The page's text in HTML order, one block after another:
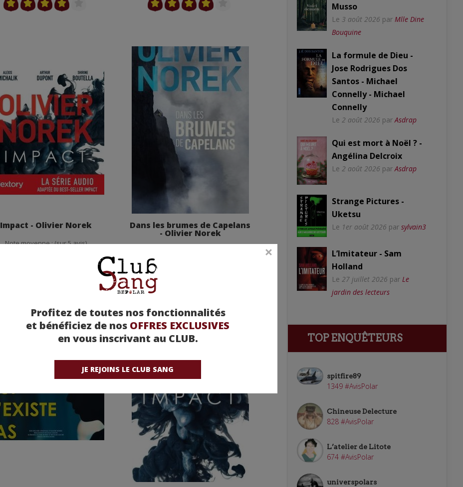
Profitez de toutes nos fonctionnalités
et bénéficiez de nos OFFRES EXCLUSIVES
en vous inscrivant au CLUB.
JE REJOINS LE CLUB SANG
Impact - Olivier Norek
Note moyenne : (sur 5 avis)
Dans les brumes de Capelans
- Olivier Norek
Musso
Le 3 août 2026 par Mlle Dine
Bouquine
La formule de Dieu -
Jose Rodrigues Dos
Santos - Michael
Connelly - Michael
Connelly
Le 2 août 2026 par Asdrap
Qui est mort à Noël ? -
Angélina Delcroix
Le 2 août 2026 par Asdrap
Strange Pictures -
Uketsu
Le 1er août 2026 par sylvain3
L’Imitateur - Sam
Holland
Le 27 juillet 2026 par Le
jardin des lecteurs
TOP ENQUÊTEURS
spitfire89
1349 #AvisPolar
Chineuse Delecture
828 #AvisPolar
L’atelier de Litote
674 #AvisPolar
universpolars